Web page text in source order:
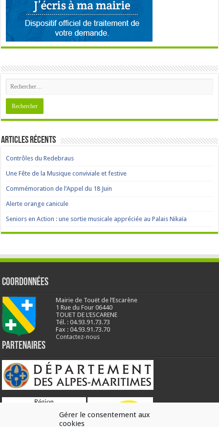
Gérer le consentement aux
cookies
Articles récents
Contrôles du Redebraus
Une Fête de la Musique conviviale et festive
Commémoration de l’Appel du 18 Juin
Alerte orange canicule
Seniors en Action : une sortie musicale appréciée au Palais Nikaïa
Coordonnées
Mairie de Touët de l’Escarène
1 Rue du Four 06440
TOUET DE L’ESCARENE
Tél. : 04.93.91.73.73
Fax : 04.93.91.73.70
Contactez-nous
Partenaires